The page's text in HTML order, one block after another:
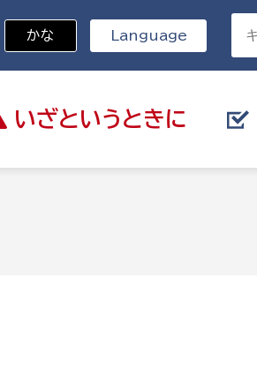
いざと いうときに
かな Language